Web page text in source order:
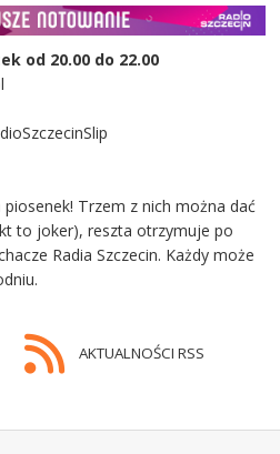
od 20.00 do 22.00
Trzem z nich można dać
to joker), reszta otrzymuje po
Radia Szczecin. Każdy może
AKTUALNOŚCI RSS